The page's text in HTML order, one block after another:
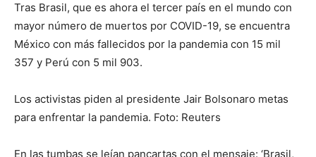
Tras Brasil, que es ahora el tercer país en el mundo con
mayor número de muertos por COVID-19, se encuentra
México con más fallecidos por la pandemia con 15 mil
357 y Perú con 5 mil 903.
Los activistas piden al presidente Jair Bolsonaro metas
para enfrentar la pandemia. Foto: Reuters
En las tumbas se leían pancartas con el mensaje: ‘Brasil,